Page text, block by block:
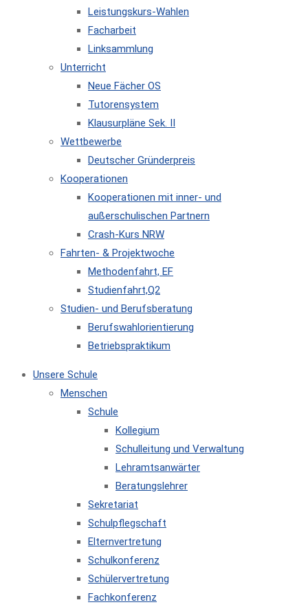
Leistungskurs-Wahlen
Facharbeit
Linksammlung
Unterricht
Neue Fächer OS
Tutorensystem
Klausurpläne Sek. II
Wettbewerbe
Deutscher Gründerpreis
Kooperationen
Kooperationen mit inner- und
außerschulischen Partnern
Crash-Kurs NRW
Fahrten- & Projektwoche
Methodenfahrt, EF
Studienfahrt,Q2
Studien- und Berufsberatung
Berufswahlorientierung
Betriebspraktikum
Unsere Schule
Menschen
Schule
Kollegium
Schulleitung und Verwaltung
Lehramtsanwärter
Beratungslehrer
Sekretariat
Schulpflegschaft
Elternvertretung
Schulkonferenz
Schülervertretung
Fachkonferenz